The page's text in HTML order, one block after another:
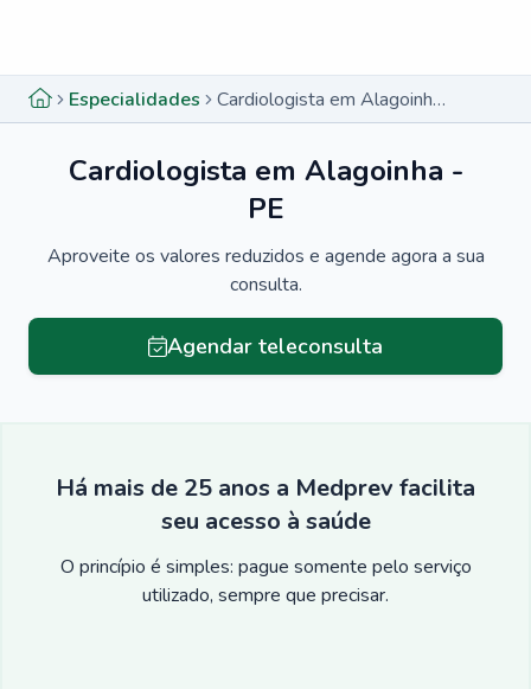
Especialidades Cardiologista em Alagoinha - PE
Cardiologista em Alagoinha -
PE
Aproveite os valores reduzidos e agende agora a sua
consulta.
Agendar teleconsulta
Há mais de 25 anos a Medprev facilita
seu acesso à saúde
O princípio é simples: pague somente pelo serviço
utilizado, sempre que precisar.